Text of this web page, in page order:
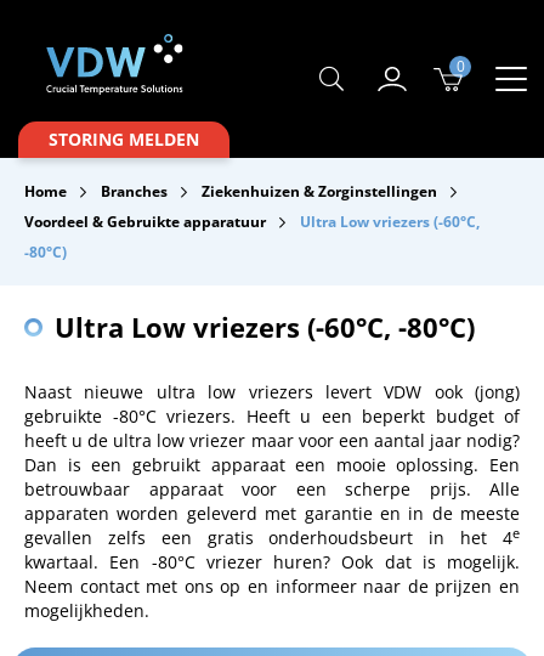
Producten
Branches
Merken
Over VDW
Service & Onderhoud
Downloads
0
STORING MELDEN
Home Branches
Ziekenhuizen & Zorginstellingen
Voordeel & Gebruikte apparatuur
Ultra Low vriezers (-60°C,
-80°C)
Ultra Low vriezers (-60°C, -80°C)
Naast nieuwe ultra low vriezers levert VDW ook (jong)
gebruikte -80°C vriezers. Heeft u een beperkt budget of
heeft u de ultra low vriezer maar voor een aantal jaar nodig?
Dan is een gebruikt apparaat een mooie oplossing. Een
betrouwbaar apparaat voor een scherpe prijs. Alle
apparaten worden geleverd met garantie en in de meeste
gevallen zelfs een gratis onderhoudsbeurt in het 4e
kwartaal. Een -80°C vriezer huren? Ook dat is mogelijk.
Neem contact met ons op en informeer naar de prijzen en
mogelijkheden.